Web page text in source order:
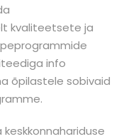
kvaliteetsete ja
info
õpilastele sobivaid